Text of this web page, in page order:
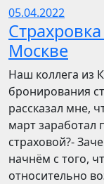
05.04.2022
Москве
Наш коллега из
бронирования
рассказал мне,
март заработал
страховой?-
начнём с того,
относительно